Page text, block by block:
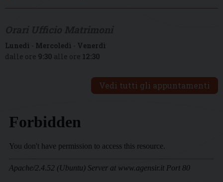
Lunedì - Mercoledì - Venerdì
dalle ore 9:30 alle ore 12:30
Vedi tutti gli appuntamenti